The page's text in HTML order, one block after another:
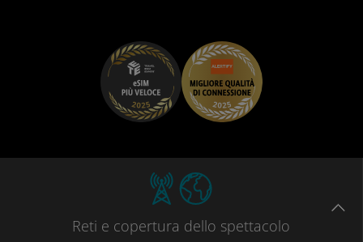
Reti e copertura dello spettacolo